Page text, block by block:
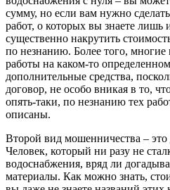
сумму, но если вам нужно
работ, о которых вы знаете лишь
существенно накрутить
по незнанию. Более того, многие
работы на каком-то
дополнительные средства,
договор, не особо вникая в то,
опять-таки, по незнанию тех
описаны.
Второй вид мошенничества – это
Человек, который ни разу не
водоснабжения, вряд ли
материалы. Как можно знать,